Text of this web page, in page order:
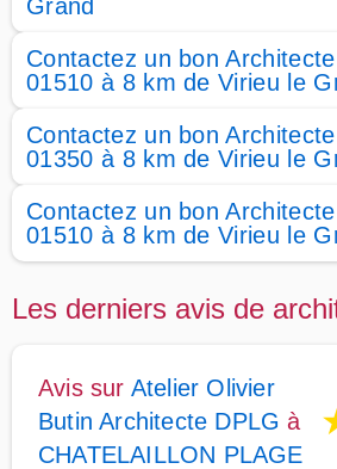
Grand
Contactez un bon
01510 à 8 km de Virieu le
Contactez un bon
01350 à 8 km de Virieu le
Contactez un bon
01510 à 8 km de Virieu le
Les derniers avis de
Avis sur Atelier Olivier
Butin Architecte DPLG à
CHATELAILLON PLAGE